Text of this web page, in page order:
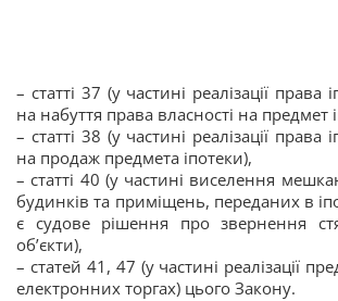
– статті 37 (у частині реалізації права
на набуття права власності на предмет
– статті 38 (у частині реалізації права
на продаж предмета іпотеки),
– статті 40 (у частині виселення
будинків та приміщень, переданих в
є судове рішення про звернення
об’єкти),
– статей 41, 47 (у частині реалізації
електронних торгах) цього Закону.